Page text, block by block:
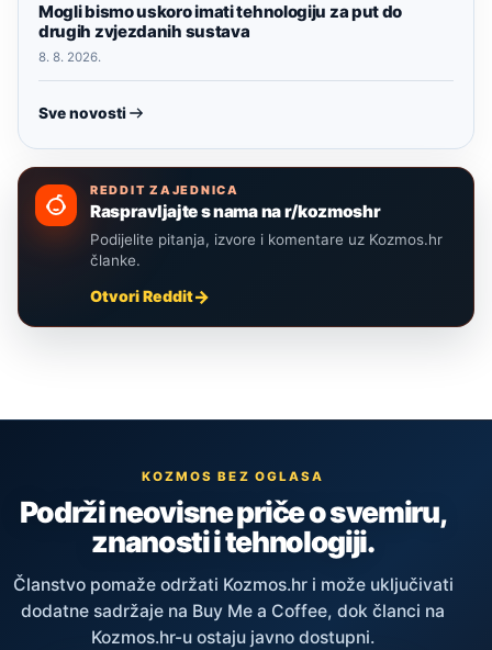
Mogli bismo uskoro imati tehnologiju za put do
drugih zvjezdanih sustava
8. 8. 2026.
Sve novosti
REDDIT ZAJEDNICA
Raspravljajte s nama na r/kozmoshr
Podijelite pitanja, izvore i komentare uz Kozmos.hr
članke.
Otvori Reddit
KOZMOS BEZ OGLASA
Podrži neovisne priče o svemiru,
znanosti i tehnologiji.
Članstvo pomaže održati Kozmos.hr i može uključivati
dodatne sadržaje na Buy Me a Coffee, dok članci na
Kozmos.hr-u ostaju javno dostupni.